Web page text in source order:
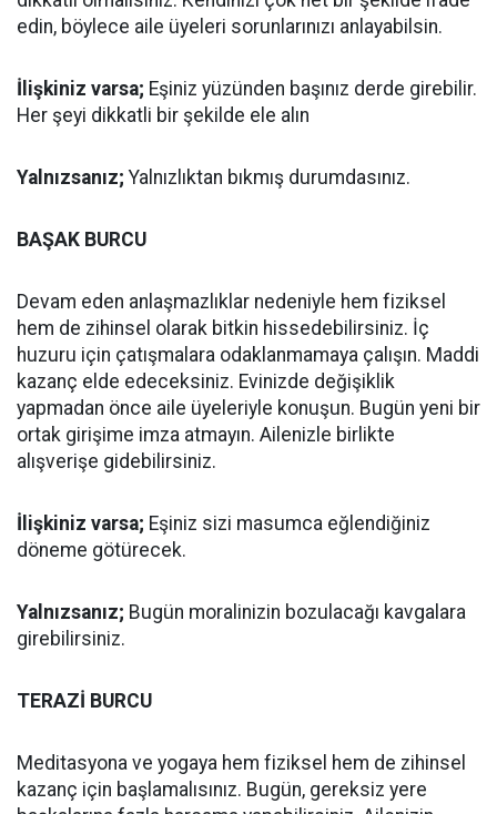
edin, böylece aile üyeleri sorunlarınızı anlayabilsin.
İlişkiniz varsa; Eşiniz yüzünden başınız derde girebilir.
Her şeyi dikkatli bir şekilde ele alın
Yalnızsanız; Yalnızlıktan bıkmış durumdasınız.
BAŞAK BURCU
Devam eden anlaşmazlıklar nedeniyle hem fiziksel
hem de zihinsel olarak bitkin hissedebilirsiniz. İç
huzuru için çatışmalara odaklanmamaya çalışın. Maddi
kazanç elde edeceksiniz. Evinizde değişiklik
yapmadan önce aile üyeleriyle konuşun. Bugün yeni bir
ortak girişime imza atmayın. Ailenizle birlikte
alışverişe gidebilirsiniz.
İlişkiniz varsa; Eşiniz sizi masumca eğlendiğiniz
döneme götürecek.
Yalnızsanız; Bugün moralinizin bozulacağı kavgalara
girebilirsiniz.
TERAZİ BURCU
Meditasyona ve yogaya hem fiziksel hem de zihinsel
kazanç için başlamalısınız. Bugün, gereksiz yere